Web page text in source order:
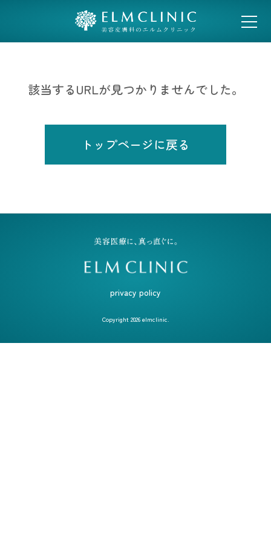
糸リフト専用サイト
該当するURLが見つかりませんでした。
トップページに戻る
privacy policy
Copyright 2026elmclinic.